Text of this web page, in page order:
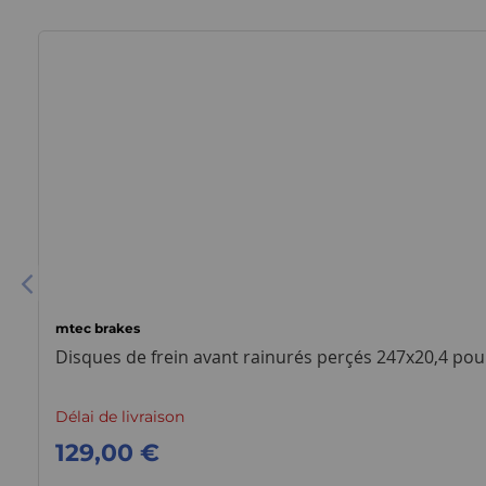
mtec brakes
Disques de frein avant rainurés perçés 247x20,4
Délai de livraison
129,00 €